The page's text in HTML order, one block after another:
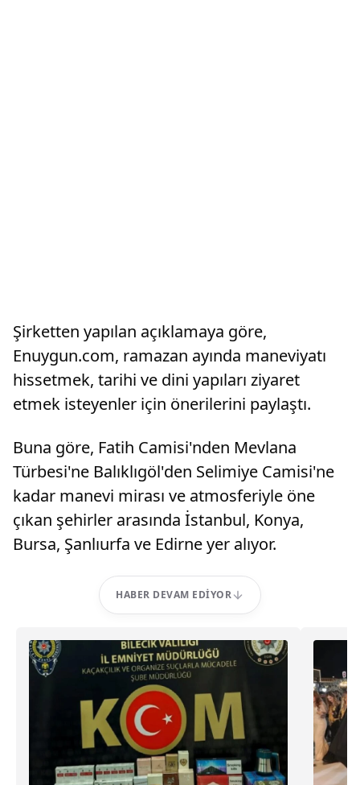
Şirketten yapılan açıklamaya göre,
Enuygun.com, ramazan ayında maneviyatı
hissetmek, tarihi ve dini yapıları ziyaret
etmek isteyenler için önerilerini paylaştı.
Buna göre, Fatih Camisi'nden Mevlana
Türbesi'ne Balıklıgöl'den Selimiye Camisi'ne
kadar manevi mirası ve atmosferiyle öne
çıkan şehirler arasında İstanbul, Konya,
Bursa, Şanlıurfa ve Edirne yer alıyor.
HABER DEVAM EDIYOR